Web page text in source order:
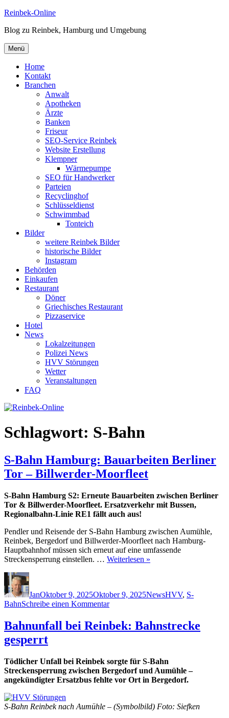
Zum
springen
Reinbek-Online
Blog zu Reinbek, Hamburg und Umgebung
Menü
Home
Kontakt
Branchen
Anwalt
Apotheken
Ärzte
Banken
Friseur
SEO-Service Reinbek
Website Erstellung
Klempner
Wärmepumpe
SEO für Handwerker
Parteien
Recyclinghof
Schlüsseldienst
Schwimmbad
Tonteich
Bilder
weitere Reinbek Bilder
historische Bilder
Instagram
Behörden
Einkaufen
Restaurant
Döner
Griechisches Restaurant
Pizzaservice
Hotel
News
Lokalzeitungen
Polizei News
HVV Störungen
Wetter
Veranstaltungen
FAQ
Schlagwort: S-Bahn
S-Bahn Hamburg: Bauarbeiten Berliner
Tor – Billwerder-Moorfleet
S-Bahn Hamburg S2: Erneute Bauarbeiten zwischen Berliner
Tor & Billwerder-Moorfleet. Ersatzverkehr mit Bussen,
Regionalbahn-Linie RE1 fällt auch aus!
Pendler und Reisende der S-Bahn Hamburg zwischen Aumühle,
Reinbek, Bergedorf und Billwerder-Moorfleet nach Hamburg-
Hauptbahnhof müssen sich erneut auf eine umfassende
Streckensperrung einstellen. … Weiterlesen »
Autor
JanOktober 9, 2025Oktober 9, 2025NewsHVV, S-
BahnSchreibe einen Kommentarzu
Bahn
Hamburg:
Tor
–
Billwerder-
Bahnunfall bei Reinbek: Bahnstrecke
gesperrt
Tödlicher Unfall bei Reinbek sorgte für S-Bahn
Streckensperrung zwischen Bergedorf und Aumühle –
angekündigter Ersatzbus fehlte vor Ort in Bergedorf.
S-Bahn Reinbek nach Aumühle – (Symbolbild) Foto: Siefken